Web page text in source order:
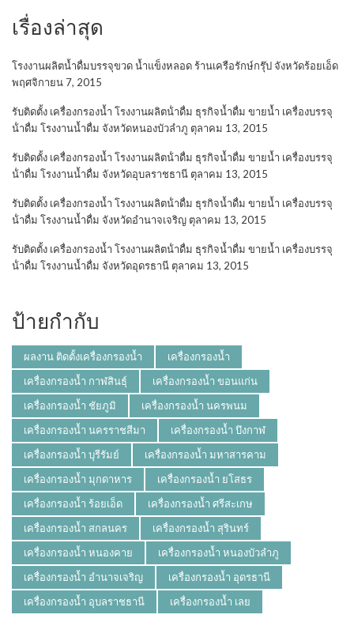
เรื่องล่าสุด
โรงงานผลิตน้ำดื่มบรรจุขวด น้ำแข็งหลอด ร้านเครือรักษ์กรุ๊ป จังหวัดร้อยเอ็ด
พฤศจิกายน 7, 2015
รับติดตั้ง เครื่องกรองน้ำ โรงงานผลิตน้ําดื่ม ธุรกิจน้ำดื่ม ขายน้ำ เครื่องบรรจุ
น้ําดื่ม โรงงานน้ำดื่ม จังหวัดหนองบัวลำภู ตุลาคม 13, 2015
รับติดตั้ง เครื่องกรองน้ำ โรงงานผลิตน้ําดื่ม ธุรกิจน้ำดื่ม ขายน้ำ เครื่องบรรจุ
น้ําดื่ม โรงงานน้ำดื่ม จังหวัดอุบลราชธานี ตุลาคม 13, 2015
รับติดตั้ง เครื่องกรองน้ำ โรงงานผลิตน้ําดื่ม ธุรกิจน้ำดื่ม ขายน้ำ เครื่องบรรจุ
น้ําดื่ม โรงงานน้ำดื่ม จังหวัดอำนาจเจริญ ตุลาคม 13, 2015
รับติดตั้ง เครื่องกรองน้ำ โรงงานผลิตน้ําดื่ม ธุรกิจน้ำดื่ม ขายน้ำ เครื่องบรรจุ
น้ําดื่ม โรงงานน้ำดื่ม จังหวัดอุดรธานี ตุลาคม 13, 2015
ป้ายกำกับ
ผลงาน ติดตั้งเครื่องกรองน้ำ
เครื่องกรองน้ำ
เครื่องกรองน้ำ กาฬสินธุ์
เครื่องกรองน้ำ ขอนแก่น
เครื่องกรองน้ำ ชัยภูมิ
เครื่องกรองน้ำ นครพนม
เครื่องกรองน้ำ นครราชสีมา
เครื่องกรองน้ำ บึงกาฬ
เครื่องกรองน้ำ บุรีรัมย์
เครื่องกรองน้ำ มหาสารคาม
เครื่องกรองน้ำ มุกดาหาร
เครื่องกรองน้ำ ยโสธร
เครื่องกรองน้ำ ร้อยเอ็ด
เครื่องกรองน้ำ ศรีสะเกษ
เครื่องกรองน้ำ สกลนคร
เครื่องกรองน้ำ สุรินทร์
เครื่องกรองน้ำ หนองคาย
เครื่องกรองน้ำ หนองบัวลำภู
เครื่องกรองน้ำ อำนาจเจริญ
เครื่องกรองน้ำ อุดรธานี
เครื่องกรองน้ำ อุบลราชธานี
เครื่องกรองน้ำ เลย